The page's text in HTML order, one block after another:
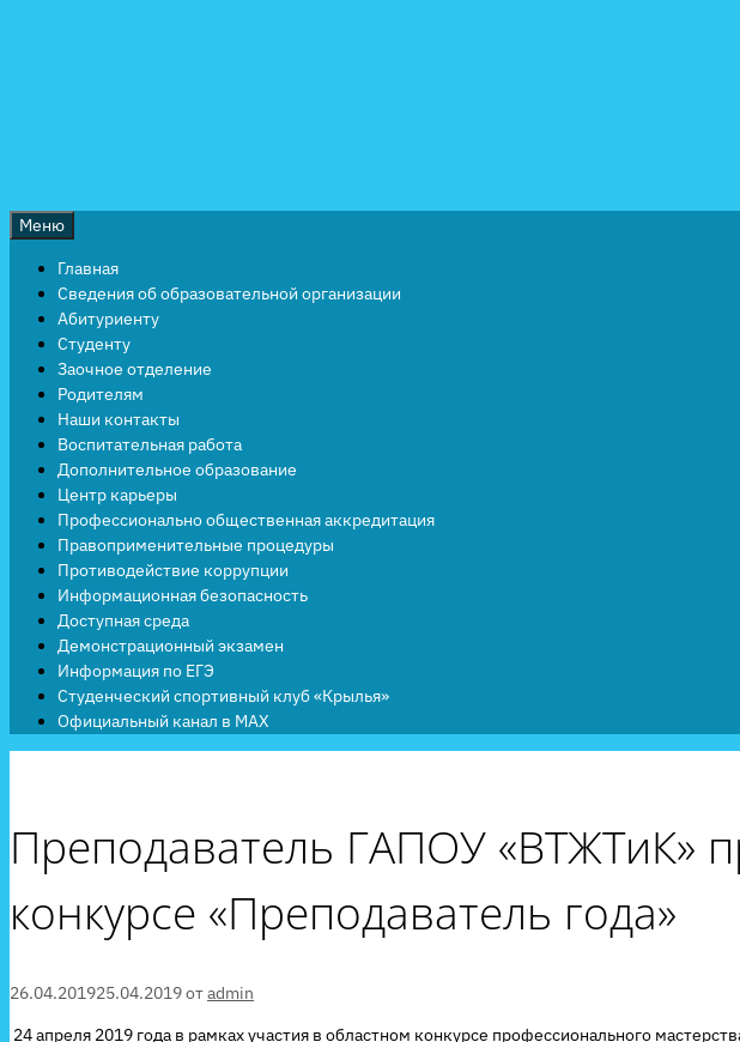
Меню
Главная
Сведения об образовательной организации
Абитуриенту
Студенту
Заочное отделение
Родителям
Наши контакты
Воспитательная работа
Дополнительное образование
Центр карьеры
Профессионально общественная аккредитация
Правоприменительные процедуры
Противодействие коррупции
Информационная безопасность
Доступная среда
Демонстрационный экзамен
Информация по ЕГЭ
Студенческий спортивный клуб «Крылья»
Официальный канал в MAX
Преподаватель ГАПОУ «ВТЖТиК»
конкурсе «Преподаватель года»
26.04.201925.04.2019отadmin
24 апреля 2019 года в рамках участия в областном конкурсе профессионального